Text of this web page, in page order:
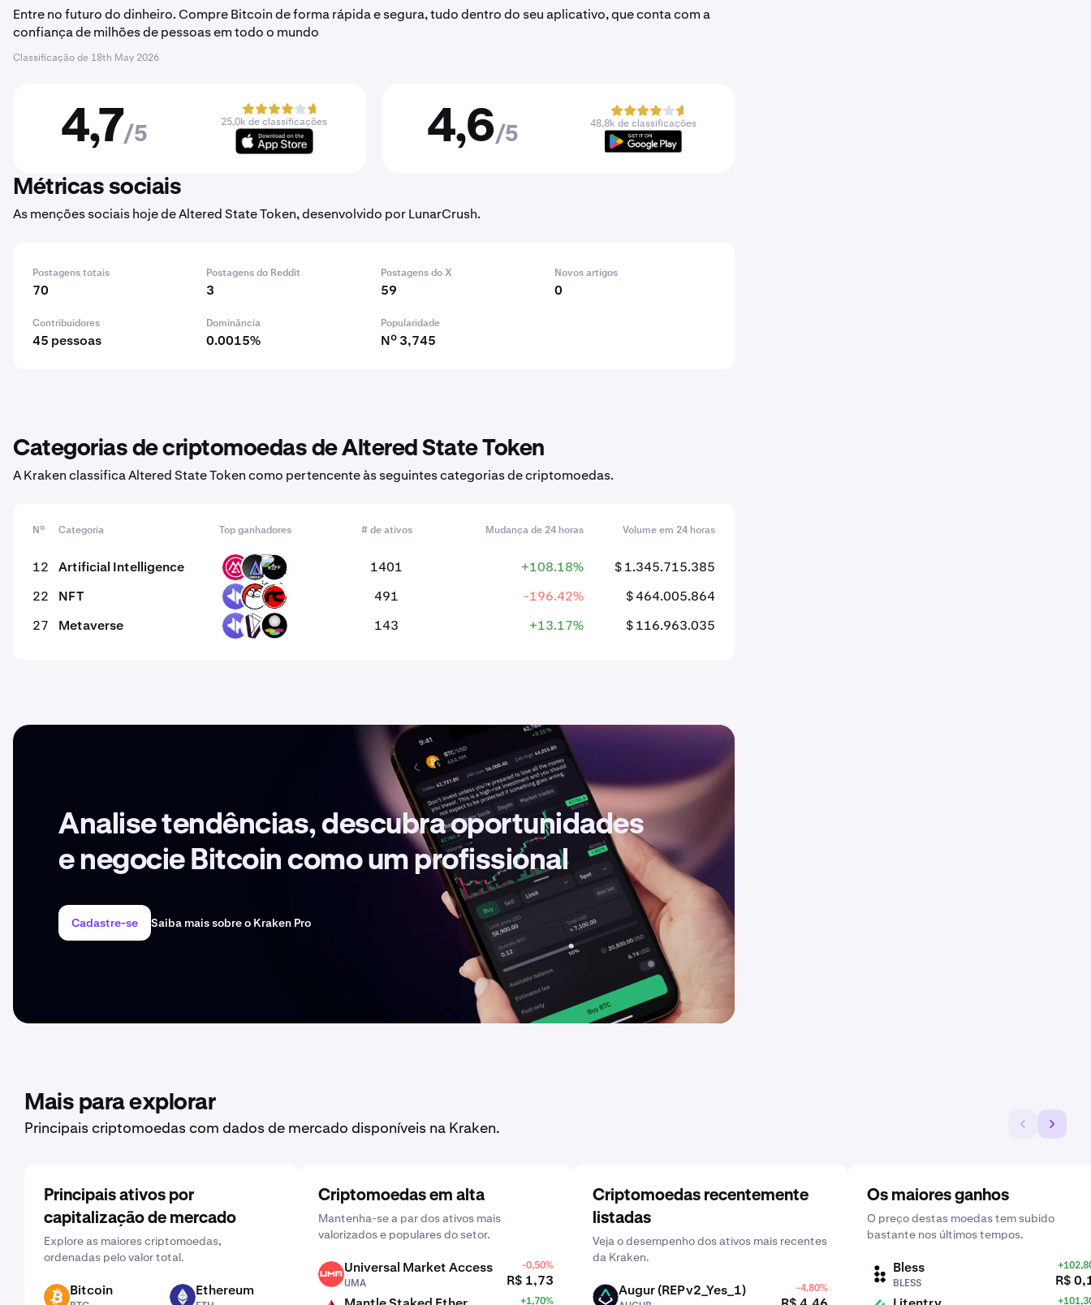
Entre no futuro do dinheiro. Compre Bitcoin de forma rápida e segura, tudo dentro do seu aplicativo, que conta com a
confiança de milhões de pessoas em todo o mundo
Classificação de 18th May 2026
4,7/5
25,0k de classificações 4,6/5
48,8k de classificações
Métricas sociais
As menções sociais hoje de Altered State Token, desenvolvido por LunarCrush.
Postagens totais
70
Postagens do Reddit
3
Postagens do X
59
Novos artigos
0
Contribuidores
45 pessoas
Dominância
0.0015%
Popularidade
Nº 3,745
Categorias de criptomoedas de Altered State Token
A Kraken classifica Altered State Token como pertencente às seguintes categorias de criptomoedas.
Nº Categoria Top ganhadores # de ativos Mudança de 24 horas Volume em 24 horas
12 Artificial Intelligence MSAI LKI KLEF 1401 +108.18%
$ 1.345.715.385
22
NFT DYP CAT RC 491 -196.42%
$ 464.005.864
27
Metaverse DYP DVI SPH 143 +13.17% $ 116.963.035
Analise tendências, descubra oportunidades
e negocie Bitcoin como um profissional
Cadastre-se Saiba mais sobre o Kraken Pro
Mais para explorar
Principais criptomoedas com dados de mercado disponíveis na Kraken.
Principais ativos por
capitalização de mercado
Explore as maiores criptomoedas,
ordenadas pelo valor total.
BTC Bitcoin ETH Ethereum
Criptomoedas em alta
Mantenha-se a par dos ativos mais
valorizados e populares do setor.
UMA Universal Market Access
UMA
-0,50%
R$ 1,73
+1,70%
Criptomoedas recentemente
listadas
Veja o desempenho dos ativos mais recentes
da Kraken.
AUGUR Augur (REPv2_Yes_1) -4,80%
Os maiores ganhos
O preço destas moedas tem subido
bastante nos últimos tempos.
BLESS Bless
BLESS
R$